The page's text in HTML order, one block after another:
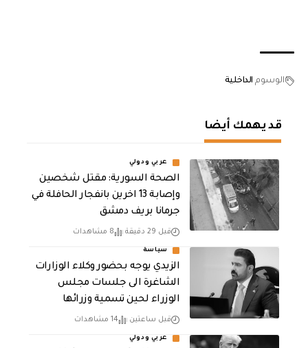
الوسوم الداخلية
قد يهمك أيضا
عربي ودولي
الصحة السورية: مقتل شخصين
وإصابة 13 اخرين بانفجار الحافلة في
جرمانا بريف دمشق
قبل 29 دقيقة 8 مشاهدات
سياسة
الزيدي يوجه بحضور وكلاء الوزارات
الشاغرة الى جلسات مجلس
الوزراء لحين تسمية وزرائها
قبل ساعتين 14 مشاهدات
عربي ودولي